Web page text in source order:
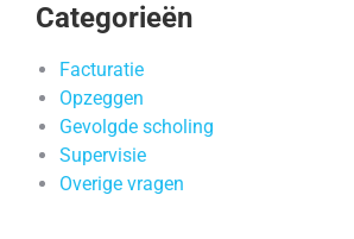
Categorieën
Facturatie
Opzeggen
Gevolgde scholing
Supervisie
Overige vragen